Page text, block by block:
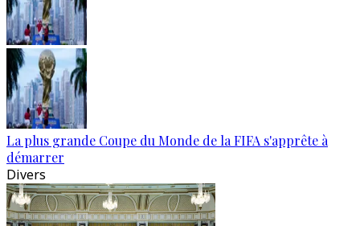
La plus grande Coupe du Monde de la FIFA s'apprête à
démarrer
Divers